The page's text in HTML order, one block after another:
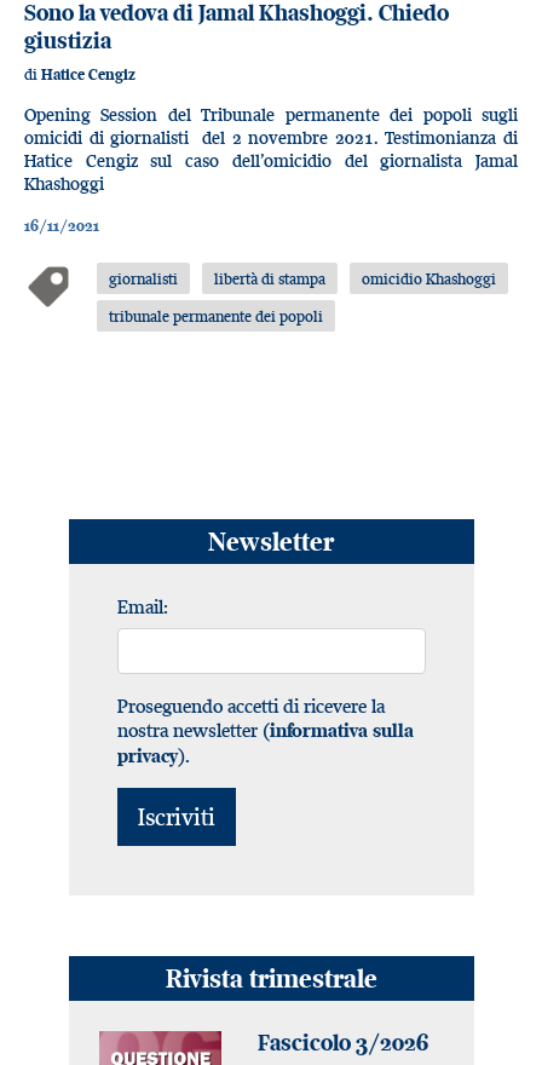
Sono la vedova di Jamal Khashoggi. Chiedo
giustizia
di Hatice Cengiz
Opening Session del Tribunale permanente dei popoli sugli
omicidi di giornalisti del 2 novembre 2021. Testimonianza di
Hatice Cengiz sul caso dell’omicidio del giornalista Jamal
Khashoggi
16/11/2021
giornalisti libertà di stampa
omicidio Khashoggi
tribunale permanente dei popoli
Newsletter
Email:
Proseguendo accetti di ricevere la
nostra newsletter (informativa sulla
privacy).
Rivista trimestrale
Fascicolo 3/2026